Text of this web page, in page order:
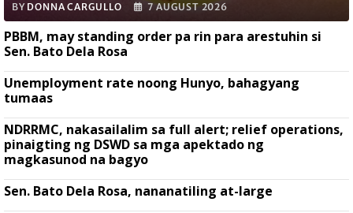
BY DONNA CARGULLO 7 AUGUST 2026
PBBM, may standing order pa rin para arestuhin si
Sen. Bato Dela Rosa
Unemployment rate noong Hunyo, bahagyang
tumaas
NDRRMC, nakasailalim sa full alert; relief operations,
pinaigting ng DSWD sa mga apektado ng
magkasunod na bagyo
Sen. Bato Dela Rosa, nananatiling at-large